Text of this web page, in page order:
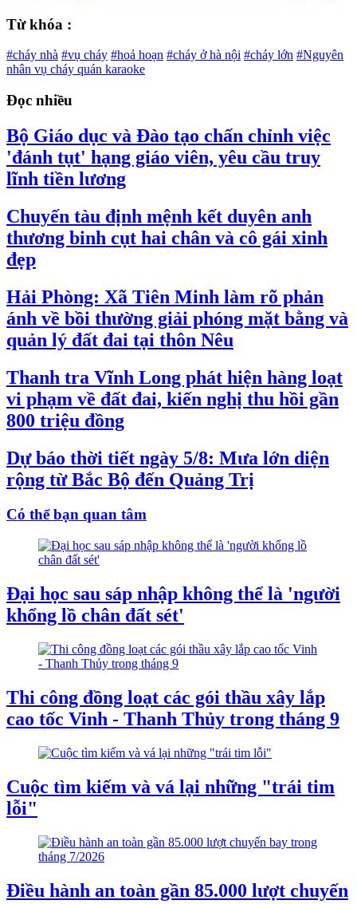
Từ khóa :
#cháy nhà #vụ cháy #hoả hoạn #cháy ở hà nội #cháy lớn #Nguyên
nhân vụ cháy quán karaoke
Đọc nhiều
Bộ Giáo dục và Đào tạo chấn chỉnh việc
'đánh tụt' hạng giáo viên, yêu cầu truy
lĩnh tiền lương
Chuyến tàu định mệnh kết duyên anh
thương binh cụt hai chân và cô gái xinh
đẹp
Hải Phòng: Xã Tiên Minh làm rõ phản
ánh về bồi thường giải phóng mặt bằng và
quản lý đất đai tại thôn Nêu
Thanh tra Vĩnh Long phát hiện hàng loạt
vi phạm về đất đai, kiến nghị thu hồi gần
800 triệu đồng
Dự báo thời tiết ngày 5/8: Mưa lớn diện
rộng từ Bắc Bộ đến Quảng Trị
Có thể bạn quan tâm
Đại học sau sáp nhập không thể là 'người
khổng lồ chân đất sét'
Thi công đồng loạt các gói thầu xây lắp
cao tốc Vinh - Thanh Thủy trong tháng 9
Cuộc tìm kiếm và vá lại những "trái tim
lỗi"
Điều hành an toàn gần 85.000 lượt chuyến